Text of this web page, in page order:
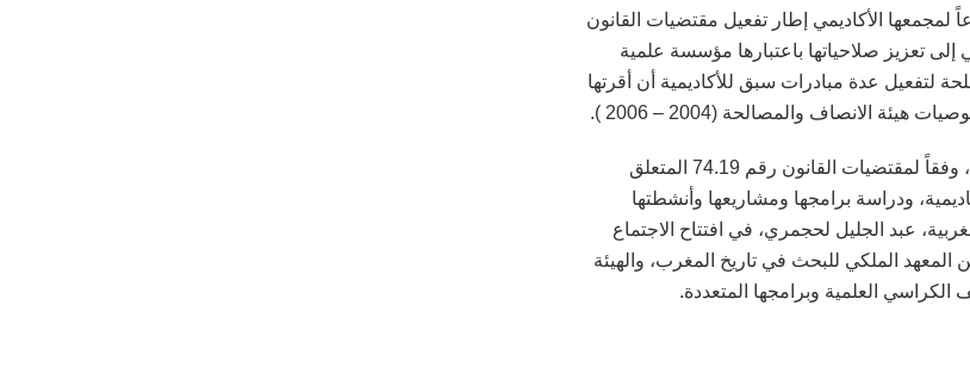
لمجمعها الأكاديمي إطار تفعيل مقتضيات القانون
إلى تعزيز صلاحياتها باعتبارها مؤسسة علمية
لتفعيل عدة مبادرات سبق للأكاديمية أن أقرتها
الانصاف والمصالحة (2004 – 2006 ).
ويُعد المجمع الأكاديمي جهازاً علمياً يضم الأعضاء المقيمين، وتناط به، وفقاً لمقتضيات القانون رقم 74.19 المتعلق
ودراسة برامجها ومشاريعها وأنشطتها
عبد الجليل لحجمري، في افتتاح الاجتماع
الملكي للبحث في تاريخ المغرب، والهيئة
الكراسي العلمية وبرامجها المتعددة.